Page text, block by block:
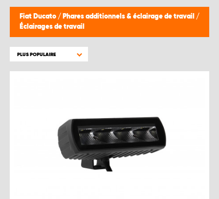
Fiat Ducato / Phares additionnels & éclairage de travail /
Éclairages de travail
PLUS POPULAIRE
WORK SYSTEM LIMBURG-KEMPEN
WORK SYSTEM NAMUR